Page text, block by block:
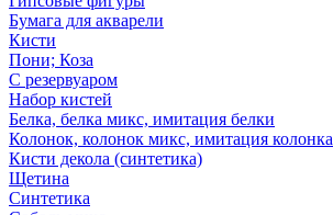
Бумага для акварели
Кисти
Пони; Коза
С резервуаром
Набор кистей
Белка, белка микс, имитация белки
Колонок, колонок микс, имитация колонка
Кисти декола (синтетика)
Щетина
Синтетика